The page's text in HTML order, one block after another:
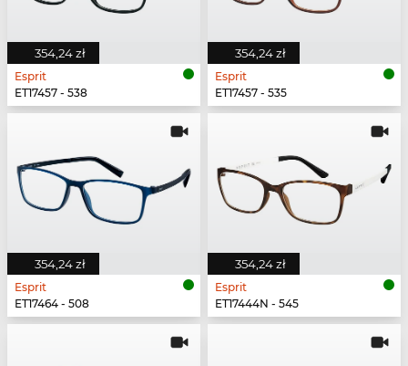
354,24 zł
Esprit
ET17457 - 538
354,24 zł
Esprit
ET17457 - 535
354,24 zł
Esprit
ET17464 - 508
354,24 zł
Esprit
ET17444N - 545